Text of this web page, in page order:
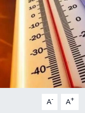
A- A+